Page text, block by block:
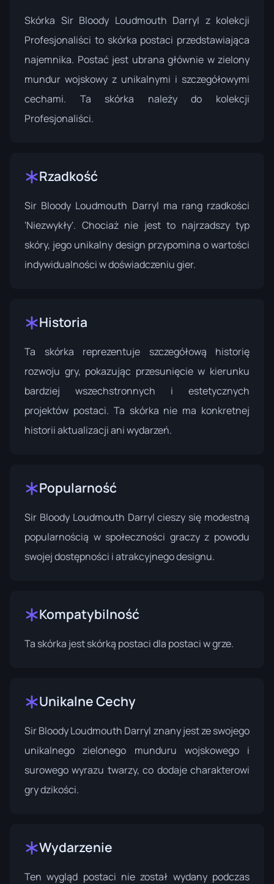
Skórka Sir Bloody Loudmouth Darryl z kolekcji
Profesjonaliści to skórka postaci przedstawiająca
najemnika. Postać jest ubrana głównie w zielony
mundur wojskowy z unikalnymi i szczegółowymi
cechami. Ta skórka należy do kolekcji
Profesjonaliści.
Rzadkość
Sir Bloody Loudmouth Darryl ma rang rzadkości
'Niezwykły'. Chociaż nie jest to najrzadszy typ
skóry, jego unikalny design przypomina o wartości
indywidualności w doświadczeniu gier.
Historia
Ta skórka reprezentuje szczegółową historię
rozwoju gry, pokazując przesunięcie w kierunku
bardziej wszechstronnych i estetycznych
projektów postaci. Ta skórka nie ma konkretnej
historii aktualizacji ani wydarzeń.
Popularność
Sir Bloody Loudmouth Darryl cieszy się modestną
popularnością w społeczności graczy z powodu
swojej dostępności i atrakcyjnego designu.
Kompatybilność
Ta skórka jest skórką postaci dla postaci w grze.
Unikalne Cechy
Sir Bloody Loudmouth Darryl znany jest ze swojego
unikalnego zielonego munduru wojskowego i
surowego wyrazu twarzy, co dodaje charakterowi
gry dzikości.
Wydarzenie
Ten wygląd postaci nie został wydany podczas